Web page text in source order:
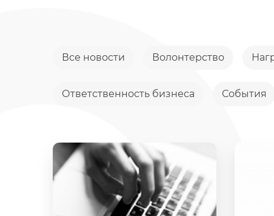
Все новости Волонтерство
Ответственность бизнеса События